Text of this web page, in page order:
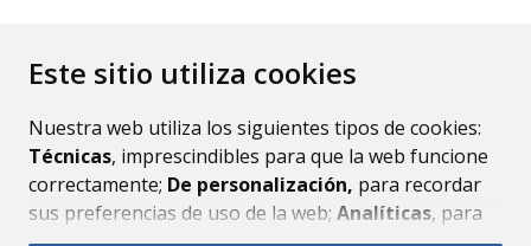
Este sitio utiliza cookies
Nuestra web utiliza los siguientes tipos de cookies:
Técnicas, imprescindibles para que la web funcione
correctamente; De personalización, para recordar
sus preferencias de uso de la web; Analíticas, para